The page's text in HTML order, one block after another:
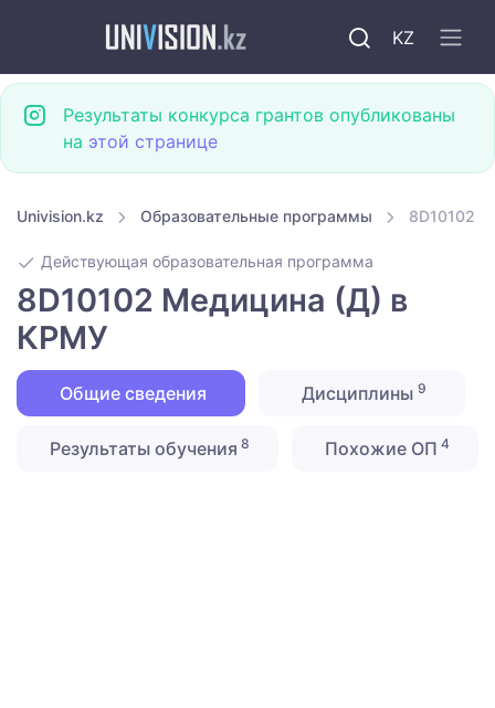
KZ
Результаты конкурса грантов опубликованы
на этой странице
Univision.kz Образовательные программы 8D10102
Действующая образовательная программа
8D10102 Медицина (Д) в
КРМУ
Общие сведения Дисциплины 9
Результаты обучения 8 Похожие ОП 4